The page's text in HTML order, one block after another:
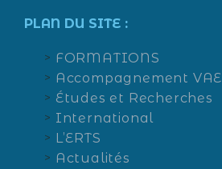
PLAN DU SITE :
FORMATIONS
Accompagnement VAE
Études et Recherches
International
L’ERTS
Actualités